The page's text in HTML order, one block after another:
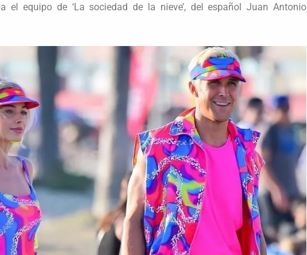
el equipo de ‘La sociedad de la nieve’, del español Juan Antonio